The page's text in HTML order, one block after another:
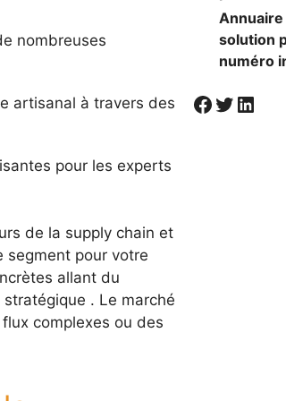
nombreuses
artisanal à travers des
pour les experts
de la supply chain et
segment pour votre
allant du
. Le marché
complexes ou des
solution
numéro
Visiter la page Facebook de Societal
Twitter